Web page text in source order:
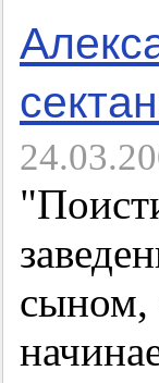
сыном,